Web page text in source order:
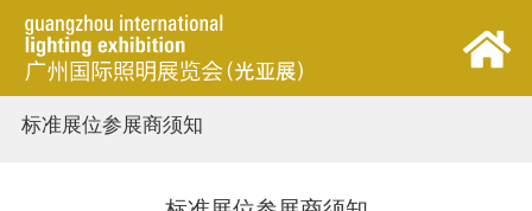
首页
标准展位参展商须知